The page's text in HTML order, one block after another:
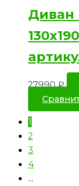
Диван
27990₽
1
2
3
4
…